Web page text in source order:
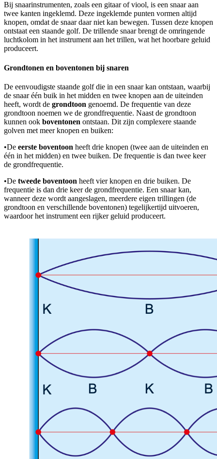
Bij snaarinstrumenten, zoals een gitaar of viool, is een snaar aan
twee kanten ingeklemd. Deze ingeklemde punten vormen altijd
knopen, omdat de snaar daar niet kan bewegen. Tussen deze knopen
ontstaat een staande golf. De trillende snaar brengt de omringende
luchtkolom in het instrument aan het trillen, wat het hoorbare geluid
produceert.
Grondtonen en boventonen bij snaren
De eenvoudigste staande golf die in een snaar kan ontstaan, waarbij
de snaar één buik in het midden en twee knopen aan de uiteinden
heeft, wordt de grondtoon genoemd. De frequentie van deze
grondtoon noemen we de grondfrequentie. Naast de grondtoon
kunnen ook boventonen ontstaan. Dit zijn complexere staande
golven met meer knopen en buiken:
•De eerste boventoon heeft drie knopen (twee aan de uiteinden en
één in het midden) en twee buiken. De frequentie is dan twee keer
de grondfrequentie.
•De tweede boventoon heeft vier knopen en drie buiken. De
frequentie is dan drie keer de grondfrequentie. Een snaar kan,
wanneer deze wordt aangeslagen, meerdere eigen trillingen (de
grondtoon en verschillende boventonen) tegelijkertijd uitvoeren,
waardoor het instrument een rijker geluid produceert.